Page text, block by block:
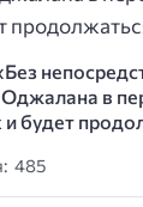
в
и будет
485